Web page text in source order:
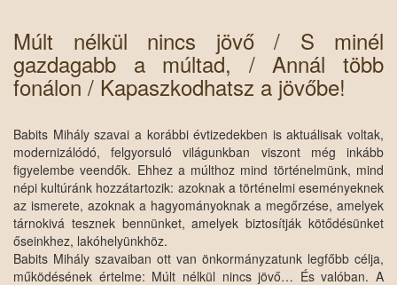
Múlt nélkül nincs jövő / S minél
gazdagabb a múltad, / Annál több
fonálon / Kapaszkodhatsz a jövőbe!
Babits Mihály szavai a korábbi évtizedekben is aktuálisak voltak,
modernizálódó, felgyorsuló világunkban viszont még inkább
figyelembe veendők. Ehhez a múlthoz mind történelmünk, mind
népi kultúránk hozzátartozik: azoknak a történelmi eseményeknek
az ismerete, azoknak a hagyományoknak a megőrzése, amelyek
tárnokivá tesznek bennünket, amelyek biztosítják kötődésünket
őseinkhez, lakóhelyünkhöz.
Babits Mihály szavaiban ott van önkormányzatunk legfőbb célja,
működésének értelme: Múlt nélkül nincs jövő… És valóban. A